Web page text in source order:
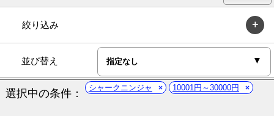
絞り込み
並び替え
選択中の条件： シャークニンジャ 10001円～30000円